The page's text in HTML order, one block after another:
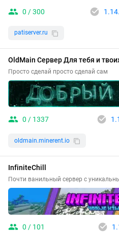
0 / 300
patiserver.ru
OldMain Сервер Для тебя и
Просто сделай просто сделай сам
0 / 1337
oldmain.minerent.io
InfiniteChill
Почти ванильный сервер с
0 / 101